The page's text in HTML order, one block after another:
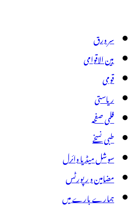
سر ورق
بین الاقوامی
قومی
ریاستی
فلمی صفحہ
طبی نسخے
سوشل میڈیا وائرل
مضامین و رپورٹس
ہمارے بارے میں